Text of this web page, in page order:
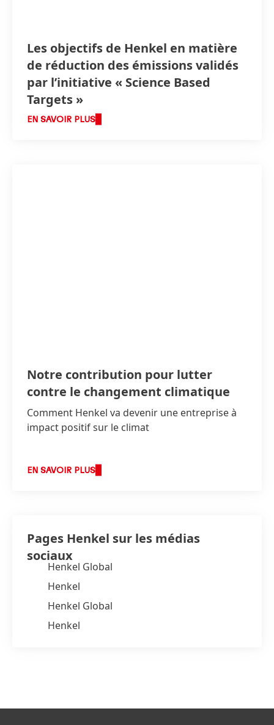
Les objectifs de Henkel en matière
de réduction des émissions validés
par l’initiative « Science Based
Targets »
EN SAVOIR PLUS
Notre contribution pour lutter
contre le changement climatique
Comment Henkel va devenir une entreprise à
impact positif sur le climat
EN SAVOIR PLUS
Pages Henkel sur les médias
sociaux
Henkel Global
Henkel
Henkel Global
Henkel